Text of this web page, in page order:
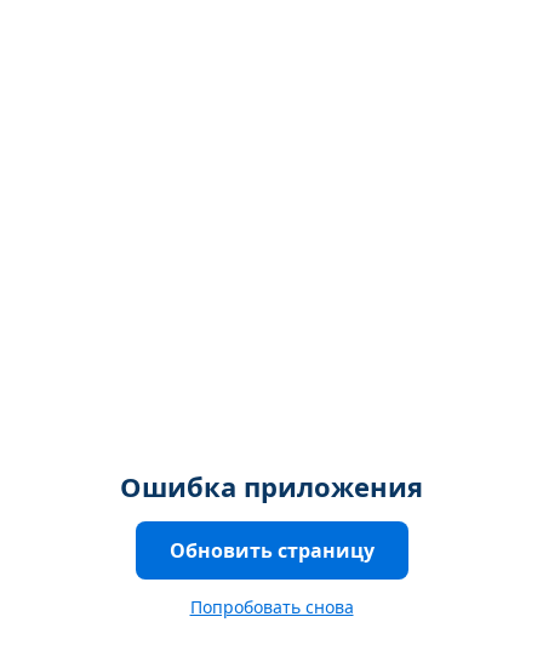
Ошибка приложения
Обновить страницу
Попробовать снова